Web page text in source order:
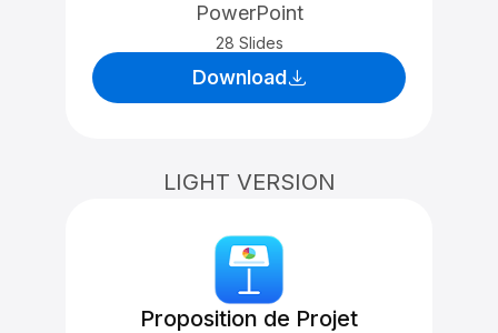
PowerPoint
28 Slides
Download
LIGHT VERSION
Proposition de Projet